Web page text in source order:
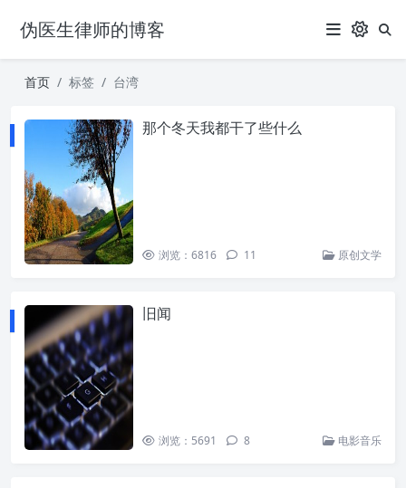
伪医生律师的博客
首页 标签 台湾
那个冬天我都干了些什么
浏览：6816 11 原创文学
旧闻
浏览：5691 8 电影音乐